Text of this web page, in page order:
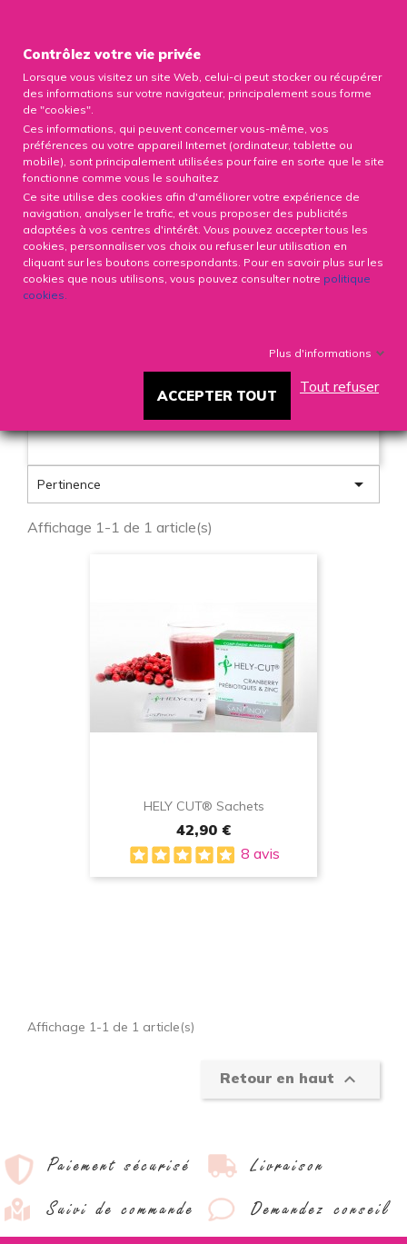
0
MICROBIOTE
MICROBIOTE
intestinale et l’équilibre acido-basique. La flore
immunitaires. C’est pourquoi il est important d’en
Pertinence 
Affichage 1-1 de 1 article(s)
HELY CUT® Sachets
42,90 €
8 avis
Affichage 1-1 de 1 article(s)
Retour en haut 
Paiement sécurisé
Livraison
Suivi de commande
Demandez conseil
Contrôlez votre vie privée
Lorsque vous visitez un site Web, celui-ci peut stocker ou récupérer
des informations sur votre navigateur, principalement sous forme
de "cookies".
Ces informations, qui peuvent concerner vous-même, vos
préférences ou votre appareil Internet (ordinateur, tablette ou
mobile), sont principalement utilisées pour faire en sorte que le site
fonctionne comme vous le souhaitez
Ce site utilise des cookies afin d'améliorer votre expérience de
navigation, analyser le trafic, et vous proposer des publicités
adaptées à vos centres d'intérêt. Vous pouvez accepter tous les
cookies, personnaliser vos choix ou refuser leur utilisation en
cliquant sur les boutons correspondants. Pour en savoir plus sur les
cookies que nous utilisons, vous pouvez consulter notre politique
cookies.
Plus d'informations
ACCEPTER TOUT
Tout refuser